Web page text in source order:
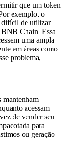
que um token
exemplo, o
difícil de utilizar
BNB Chain. Essa
uma ampla
em áreas como
problema,
mantenham
acessam
de vender seu
para
ou geração